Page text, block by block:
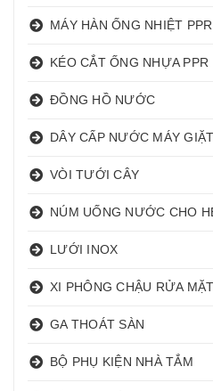
MÁY HÀN ỐNG NHIỆT PPR
KÉO CẮT ỐNG NHỰA PPR
ĐỒNG HỒ NƯỚC
DÂY CẤP NƯỚC MÁY GIẶT
VÒI TƯỚI CÂY
NÚM UỐNG NƯỚC CHO
LƯỚI INOX
XI PHÔNG CHẬU RỬA
GA THOÁT SÀN
BỘ PHỤ KIỆN NHÀ TẮM